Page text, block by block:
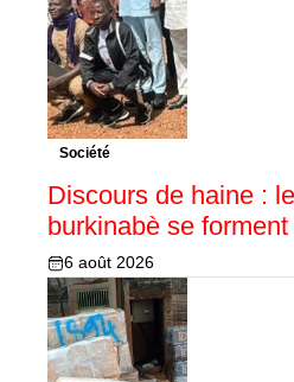
Société
Discours de haine :
burkinabè se forment
6 août 2026